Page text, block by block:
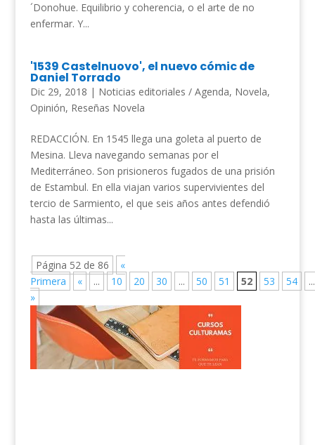
´Donohue. Equilibrio y coherencia, o el arte de no
enfermar. Y...
'1539 Castelnuovo', el nuevo cómic de
Daniel Torrado
Dic 29, 2018 | Noticias editoriales / Agenda, Novela,
Opinión, Reseñas Novela
REDACCIÓN. En 1545 llega una goleta al puerto de
Mesina. Lleva navegando semanas por el
Mediterráneo. Son prisioneros fugados de una prisión
de Estambul. En ella viajan varios supervivientes del
tercio de Sarmiento, el que seis años antes defendió
hasta las últimas...
Página 52 de 86
«
Primera
« ... 10 20 30 ... 50 51 52 53 54
...
»